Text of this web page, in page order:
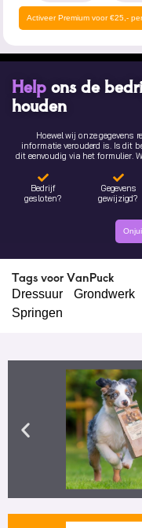
Activeer Premium voor €25,-
Help ons de
houden
Hoewel wij onze gegevens
informatie verouderd is. Is dit
dit eenvoudig via het formulier.
Bedrijf
gesloten?
Gegevens
gewijzigd?
Tags voor VanPuck
Dressuur Grondwerk
Springen